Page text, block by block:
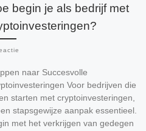
begin je als bedrijf met
naar Succesvolle
Voor bedrijven die
starten met cryptoinvesteringen,
stapsgewijze aanpak essentieel.
met het verkrijgen van gedegen